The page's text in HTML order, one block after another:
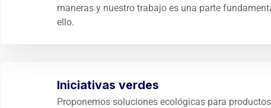
maneras y nuestro trabajo es una parte
ello.
Iniciativas verdes
Proponemos soluciones ecológicas para